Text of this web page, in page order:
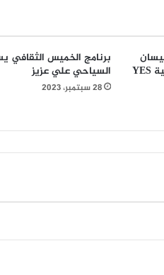
يقدم عملاً أوركسترالياً في السليمانية YES
برنامج الخميس الثقافي
السياحي علي عزيز
28 سبتمبر، 2023